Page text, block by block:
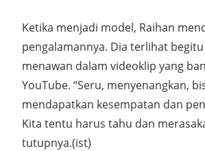
Ketika menjadi model, Raihan
pengalamannya. Dia terlihat
menawan dalam videoklip yang
YouTube. “Seru, menyenangkan,
mendapatkan kesempatan dan
Kita tentu harus tahu dan
tutupnya.(ist)